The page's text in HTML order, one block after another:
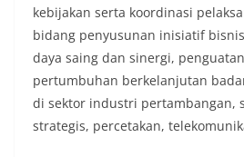
kebijakan serta koordinasi
bidang penyusunan inisiatif
daya saing dan sinergi,
pertumbuhan berkelanjutan
di sektor industri pertambangan,
strategis, percetakan,